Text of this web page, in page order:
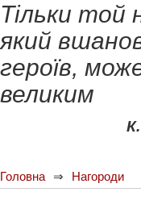
Тільки той
який
героїв,
великим
Головна Нагороди